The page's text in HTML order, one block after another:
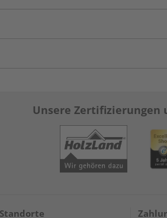
Unsere Zertifizierungen